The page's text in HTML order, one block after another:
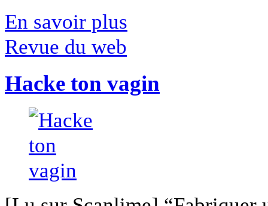
En savoir plus
Revue du web
Hacke ton vagin